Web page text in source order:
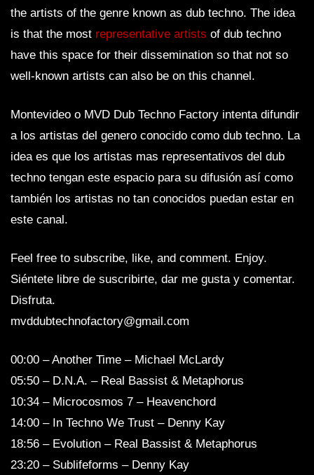
the artists of the genre known as dub techno. The idea
is that the most representative artists of dub techno
have this space for their dissemination so that not so
well-known artists can also be on this channel.
Montevideo o MVD Dub Techno Factory intenta difundir
a los artistas del genero conocido como dub techno. La
idea es que los artistas mas representativos del dub
techno tengan este espacio para su difusión así como
también los artistas no tan conocidos puedan estar en
este canal.
Feel free to subscribe, like, and comment. Enjoy.
Siéntete libre de suscribirte, dar me gusta y comentar.
Disfruta.
mvddubtechnofactory@gmail.com
00:00 – Another Time – Michael McLardy
05:50 – D.N.A. – Real Bassist & Metaphorus
10:34 – Microcosmos 7 – Heavenchord
14:00 – In Techno We Trust – Denny Kay
18:56 – Evolution – Real Bassist & Metaphorus
23:20 – Sublifeforms – Denny Kay